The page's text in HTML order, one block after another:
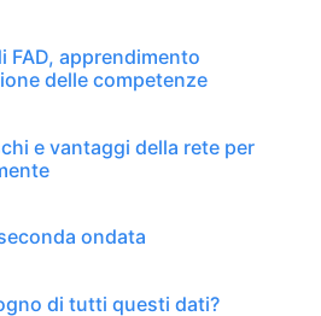
FAD, apprendimento
delle competenze
e vantaggi della rete per
ondata
di tutti questi dati?